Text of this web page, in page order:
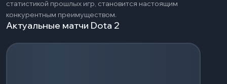
статистикой прошлых игр, становится настоящим
конкурентным преимуществом.
Актуальные матчи Dota 2
Загрузка событий...